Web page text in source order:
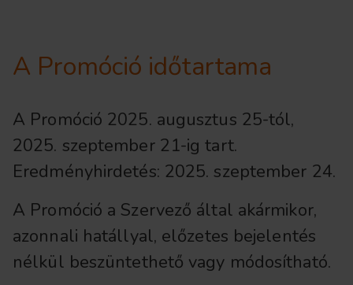
A Promóció időtartama
A Promóció 2025. augusztus 25-tól,
2025. szeptember 21-ig tart.
Eredményhirdetés: 2025. szeptember 24.
A Promóció a Szervező által akármikor,
azonnali hatállyal, előzetes bejelentés
nélkül beszüntethető vagy módosítható.